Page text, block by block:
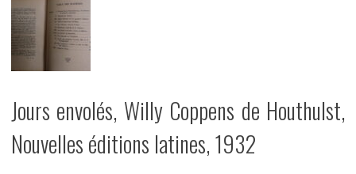
Jours envolés, Willy Coppens de Houthulst,
Nouvelles éditions latines, 1932